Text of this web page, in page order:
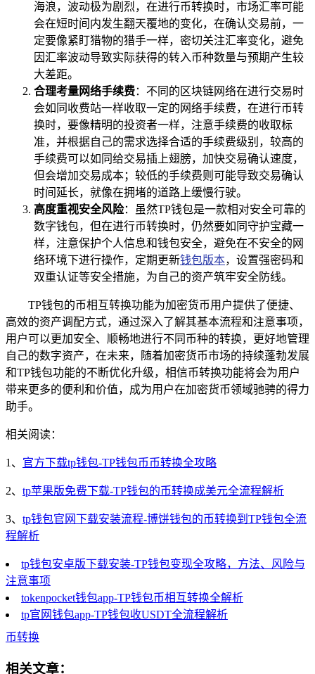
海浪，波动极为剧烈，在进行币转换时，市场汇率可能
会在短时间内发生翻天覆地的变化，在确认交易前，一
定要像紧盯猎物的猎手一样，密切关注汇率变化，避免
因汇率波动导致实际获得的转入币种数量与预期产生较
大差距。
合理考量网络手续费：不同的区块链网络在进行交易时
会如同收费站一样收取一定的网络手续费，在进行币转
换时，要像精明的投资者一样，注意手续费的收取标
准，并根据自己的需求选择合适的手续费级别，较高的
手续费可以如同给交易插上翅膀，加快交易确认速度，
但会增加交易成本；较低的手续费则可能导致交易确认
时间延长，就像在拥堵的道路上缓慢行驶。
高度重视安全风险：虽然TP钱包是一款相对安全可靠的
数字钱包，但在进行币转换时，仍然要如同守护宝藏一
样，注意保护个人信息和钱包安全，避免在不安全的网
络环境下进行操作，定期更新钱包版本，设置强密码和
双重认证等安全措施，为自己的资产筑牢安全防线。
TP钱包的币相互转换功能为加密货币用户提供了便捷、
高效的资产调配方式，通过深入了解其基本流程和注意事项，
用户可以更加安全、顺畅地进行不同币种的转换，更好地管理
自己的数字资产，在未来，随着加密货币市场的持续蓬勃发展
和TP钱包功能的不断优化升级，相信币转换功能将会为用户
带来更多的便利和价值，成为用户在加密货币领域驰骋的得力
助手。
相关阅读：
1、 官方下载tp钱包-TP钱包币币转换全攻略
2、 tp苹果版免费下载-TP钱包的币转换成美元全流程解析
3、 tp钱包官网下载安装流程-博饼钱包的币转换到TP钱包全流
程解析
tp钱包安卓版下载安装-TP钱包变现全攻略，方法、风险与
注意事项
tokenpocket钱包app-TP钱包币相互转换全解析
tp官网钱包app-TP钱包收USDT全流程解析
币转换
相关文章：